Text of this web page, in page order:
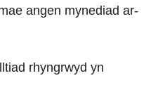
angen mynediad ar-
rhyngrwyd yn